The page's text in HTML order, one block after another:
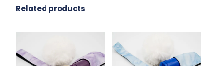
Related products